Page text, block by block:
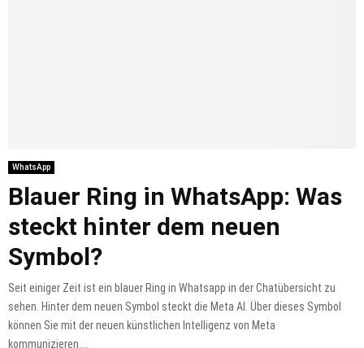
WhatsApp
Blauer Ring in WhatsApp: Was
steckt hinter dem neuen
Symbol?
Seit einiger Zeit ist ein blauer Ring in Whatsapp in der Chatübersicht zu
sehen. Hinter dem neuen Symbol steckt die Meta AI. Über dieses Symbol
können Sie mit der neuen künstlichen Intelligenz von Meta
kommunizieren....